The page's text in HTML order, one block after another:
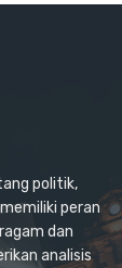
politik,
peran
dan
analisis